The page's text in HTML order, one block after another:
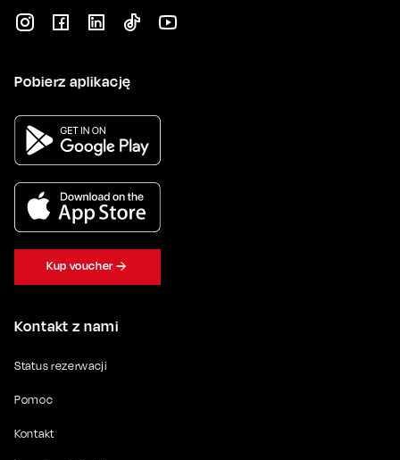
Kontakt z nami
Status rezerwacji
Pomoc
Kontakt
Pobierz aplikację
Kup voucher